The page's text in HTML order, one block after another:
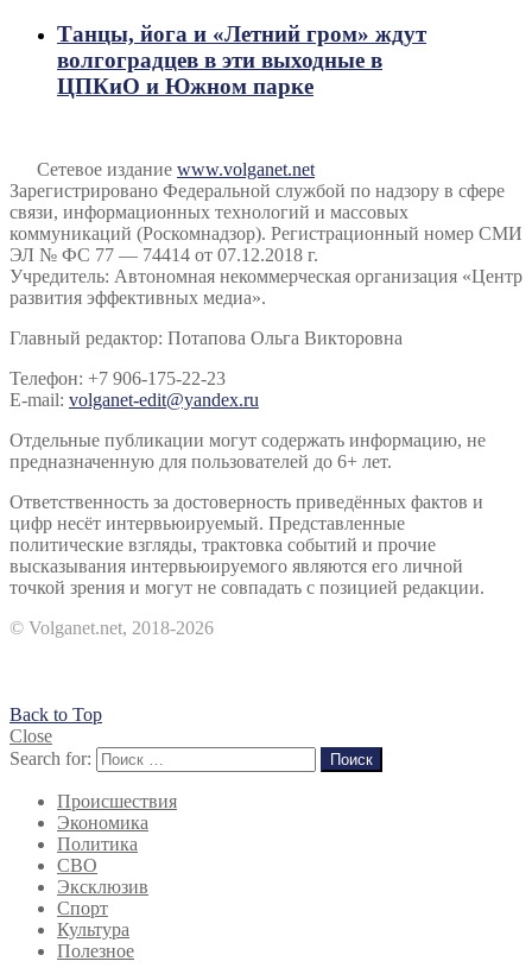
Танцы, йога и «Летний гром» ждут
волгоградцев в эти выходные в
ЦПКиО и Южном парке
Сетевое издание www.volganet.net
Зарегистрировано Федеральной службой по надзору в сфере
связи, информационных технологий и массовых
коммуникаций (Роскомнадзор). Регистрационный номер СМИ
ЭЛ № ФС 77 — 74414 от 07.12.2018 г.
Учредитель: Автономная некоммерческая организация «Центр
развития эффективных медиа».
Главный редактор: Потапова Ольга Викторовна
Телефон: +7 906-175-22-23
E-mail: volganet-edit@yandex.ru
Отдельные публикации могут содержать информацию, не
предназначенную для пользователей до 6+ лет.
Ответственность за достоверность приведённых фактов и
цифр несёт интервьюируемый. Представленные
политические взгляды, трактовка событий и прочие
высказывания интервьюируемого являются его личной
точкой зрения и могут не совпадать с позицией редакции.
© Volganet.net, 2018-2026
Back to Top
Close
Search for:
Поиск
Происшествия
Экономика
Политика
СВО
Эксклюзив
Спорт
Культура
Полезное